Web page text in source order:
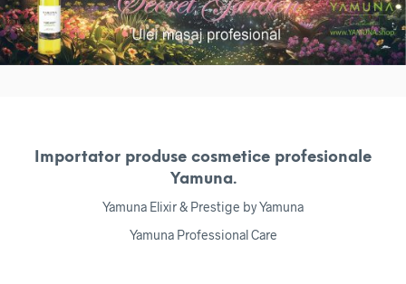
Importator produse cosmetice profesionale
Yamuna.
Yamuna Elixir & Prestige by Yamuna
Yamuna Professional Care